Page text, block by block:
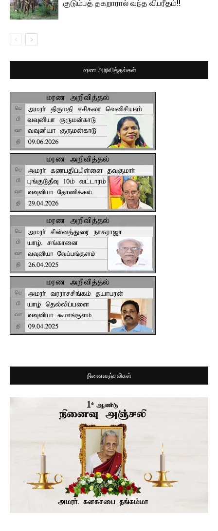
குடும்பத் தகறாரால் வந்த விபரீதம்!!
மரண அறிவித்தல்கள்
நினைவஞ்சலிகள்